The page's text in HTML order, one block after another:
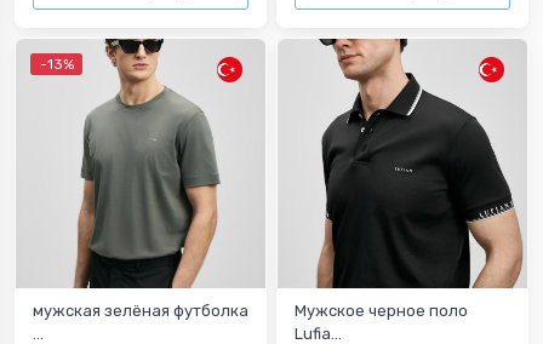
-13%
мужская зелёная футболка
Мужское черное поло
Lufia...